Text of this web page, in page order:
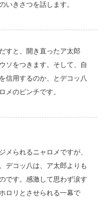
いきさつを話します。
すと、開き直ったア太郎
ソをつきます。そして、自
信用するのか、とデコッ八
メのピンチです。
メられるニャロメですが、
デコッ八は、ア太郎よりも
です。感激して思わず涙す
ロリとさせられる一幕で